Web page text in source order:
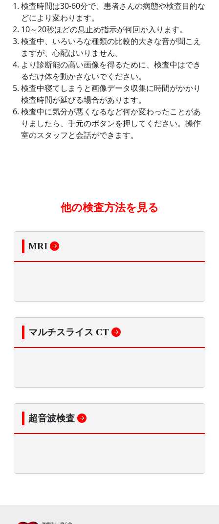
検査時間は30-60分で、患者さんの病態や検査目的な
どにより変わります。
10～20秒ほどの息止め指示が何回か入ります。
検査中、いろいろな種類の比較的大きな音が聞こえ
ますが、心配はいりません。
より診断能の高い画像を得るために、検査中はでき
るだけ体を動かさないでください。
検査中寝てしまうと画像データ収集に時間がかかり
検査時間が延びる場合があります。
検査中に気分が悪くなるなど何か変わったことがあ
りましたら、手元のボタンを押してください。操作
室のスタッフと会話ができます。
他の検査方法を見る
MRI
マルチスライス CT
超音波検査